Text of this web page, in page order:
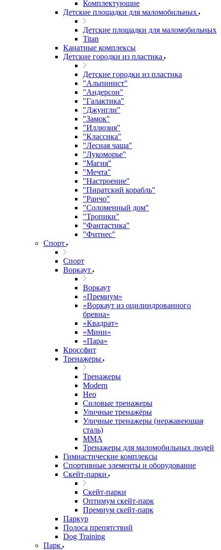
Комплектующие
Детские площадки для маломобильных
Детские площадки для маломобильных
Titan
Канатные комплексы
Детские городки из пластика
Детские городки из пластика
"Альпинист"
"Андерсон"
"Галактика"
"Джунгли"
"Замок"
"Иллюзия"
"Классика"
"Лесная чаща"
"Лукоморье"
"Магия"
"Мечта"
"Настроение"
"Пиратский корабль"
"Ранчо"
"Соломенный дом"
"Тропики"
"Фантастика"
"Фитнес"
Спорт
Спорт
Воркаут
Воркаут
«Премиум»
«Воркаут из оцилиндрованного
бревна»
«Квадрат»
«Мини»
«Пара»
Кроссфит
Тренажеры
Тренажеры
Modern
Нео
Силовые тренажеры
Уличные тренажёры
Уличные тренажеры (нержавеющая
сталь)
ММА
Тренажеры для маломобильных людей
Гимнастические комплексы
Спортивные элементы и оборудование
Скейт-парки
Скейт-парки
Оптимум скейт-парк
Премиум скейт-парк
Паркур
Полоса препятствий
Dog Training
Парк